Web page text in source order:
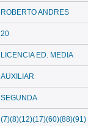
ROBERTO ANDRES
20
LICENCIA ED. MEDIA
AUXILIAR
SEGUNDA
(7)(8)(12)(17)(60)(88)(91)